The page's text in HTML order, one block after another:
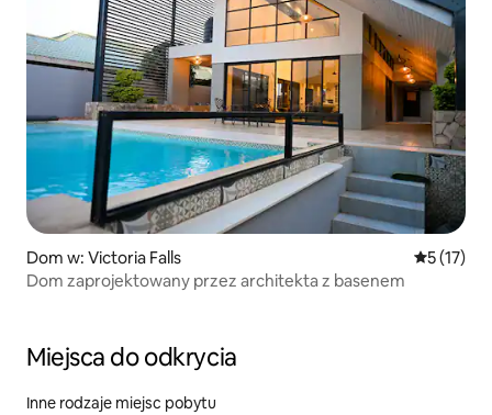
Dom w: Victoria Falls Średnia
5 (17)
Dom zaprojektowany przez architekta z basenem
Miejsca do odkrycia
Inne rodzaje miejsc pobytu